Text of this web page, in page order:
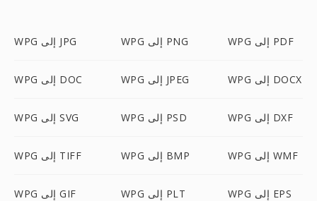
WPG إلى JPG WPG إلى PNG WPG إلى PDF
WPG إلى DOC WPG إلى JPEG WPG إلى DOCX
WPG إلى SVG WPG إلى PSD WPG إلى DXF
WPG إلى TIFF WPG إلى BMP WPG إلى WMF
WPG إلى GIF WPG إلى PLT WPG إلى EPS